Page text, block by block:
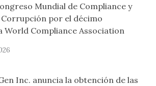
Mundial de Compliance y
por el décimo
World Compliance Association
Inc. anuncia la obtención de las